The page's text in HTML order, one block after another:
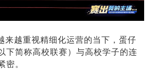
来越重视精细化运营的当下，蛋仔
下简称高校联赛）与高校学子的连
。